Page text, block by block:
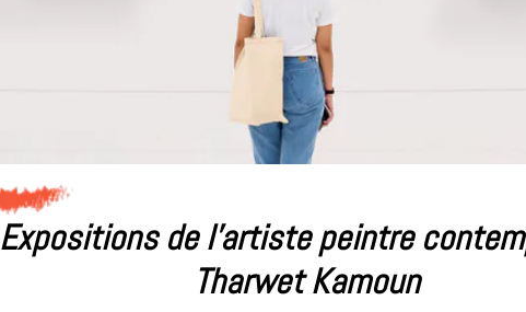
Expositions de l'artiste peintre
Tharwet Kamoun